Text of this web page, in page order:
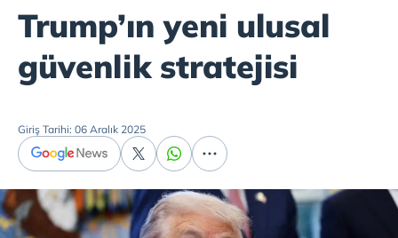
Trump’ın yeni ulusal
güvenlik stratejisi
Giriş Tarihi: 06 Aralık 2025